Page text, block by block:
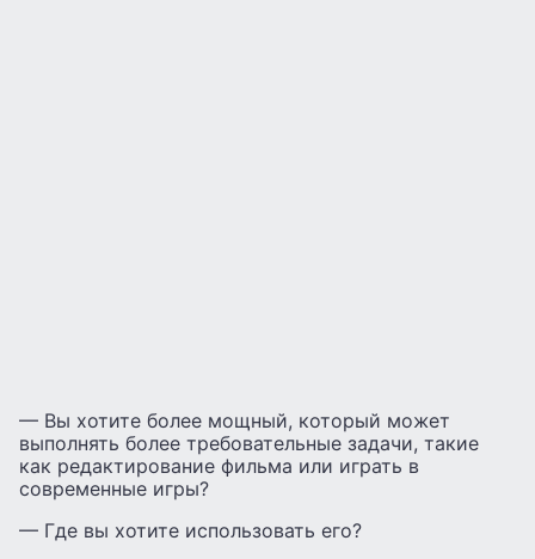
— Вы хотите более мощный, который может
выполнять более требовательные задачи, такие
как редактирование фильма или играть в
современные игры?
— Где вы хотите использовать его?